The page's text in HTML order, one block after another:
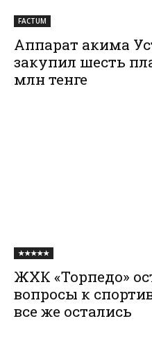
FACTUM
Аппарат акима
закупил шесть
млн тенге
★★★★★
ЖХК «Торпедо»
вопросы к
все же остались